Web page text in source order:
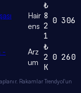
Hair
ens
₺
8
2
1
0 306
-
Arz
um
₺
2
K
0 260
Rakamlar Trendyol'un